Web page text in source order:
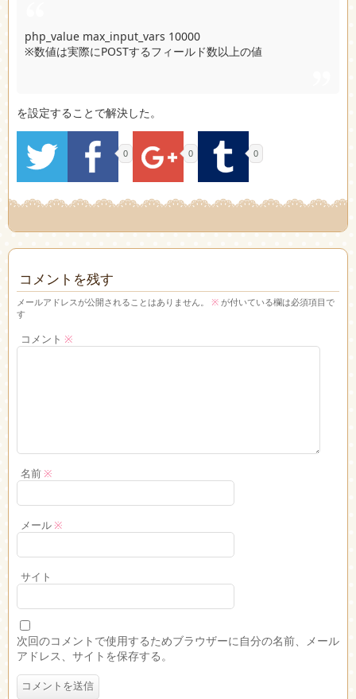
php_value max_input_vars 10000
※数値は実際にPOSTするフィールド数以上の値
を設定することで解決した。
0 0 0
コメントを残す
メールアドレスが公開されることはありません。 ※ が付いている欄は必須項目で
す
コメント ※
名前※
メール※
サイト
次回のコメントで使用するためブラウザーに自分の名前、メール
アドレス、サイトを保存する。